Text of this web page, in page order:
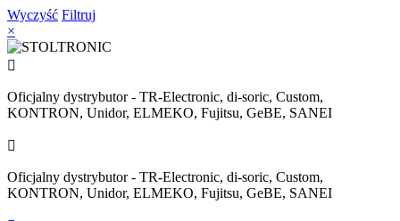
Wyczyść Filtruj
×

Oficjalny dystrybutor - TR-Electronic, di-soric, Custom,
KONTRON, Unidor, ELMEKO, Fujitsu, GeBE, SANEI

Oficjalny dystrybutor - TR-Electronic, di-soric, Custom,
KONTRON, Unidor, ELMEKO, Fujitsu, GeBE, SANEI